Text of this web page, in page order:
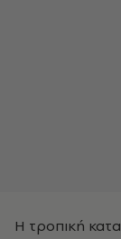
Η τροπική